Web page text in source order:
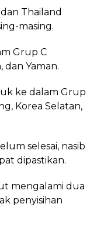
Thailand
masing.
Grup C
dan Yaman.
ke dalam Grup
Korea Selatan,
selesai, nasib
dipastikan.
mengalami dua
penyisihan